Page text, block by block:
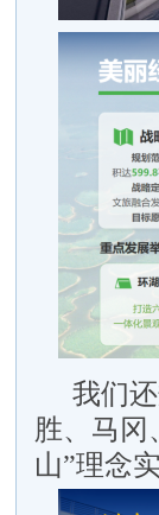
我们
胜、马冈
山”理念